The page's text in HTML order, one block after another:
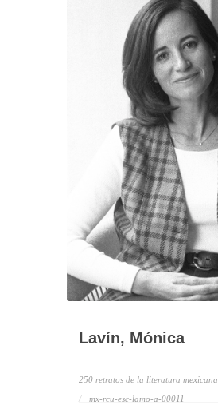
Lavín, Mónica
250 retratos de la literatura mexicana
mx-rcu-esc-lamo-a-00011